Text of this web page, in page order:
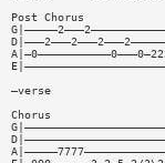
Post Chorus
—verse
Chorus